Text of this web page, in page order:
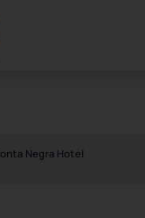
Negra Hotel